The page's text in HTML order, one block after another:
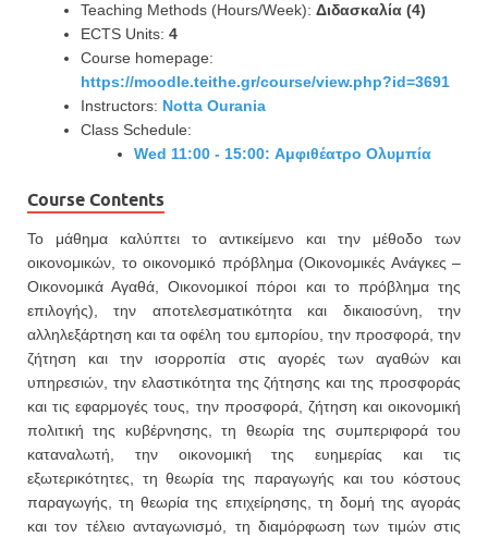
Teaching Methods (Hours/Week): Διδασκαλία (4)
ECTS Units: 4
Course homepage:
https://moodle.teithe.gr/course/view.php?id=3691
Instructors: Notta Ourania
Class Schedule:
Wed 11:00 - 15:00: Αμφιθέατρο Ολυμπία
Course Contents
Το μάθημα καλύπτει το αντικείμενο και την μέθοδο των
οικονομικών, το οικονομικό πρόβλημα (Οικονομικές Ανάγκες –
Οικονομικά Αγαθά, Οικονομικοί πόροι και το πρόβλημα της
επιλογής), την αποτελεσματικότητα και δικαιοσύνη, την
αλληλεξάρτηση και τα οφέλη του εμπορίου, την προσφορά, την
ζήτηση και την ισορροπία στις αγορές των αγαθών και
υπηρεσιών, την ελαστικότητα της ζήτησης και της προσφοράς
και τις εφαρμογές τους, την προσφορά, ζήτηση και οικονομική
πολιτική της κυβέρνησης, τη θεωρία της συμπεριφορά του
καταναλωτή, την οικονομική της ευημερίας και τις
εξωτερικότητες, τη θεωρία της παραγωγής και του κόστους
παραγωγής, τη θεωρία της επιχείρησης, τη δομή της αγοράς
και τον τέλειο ανταγωνισμό, τη διαμόρφωση των τιμών στις